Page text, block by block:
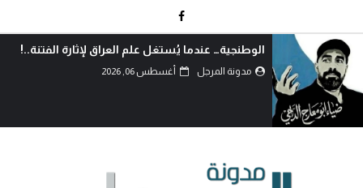
الوطنجية… عندما يُستغل علم العراق لإثارة الفتنة..!
مدونة المرجل أغسطس 06, 2026